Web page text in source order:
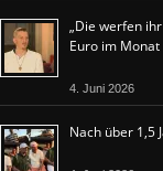
„Die werfen
Euro im
4. Juni 2026
Nach über 1,5